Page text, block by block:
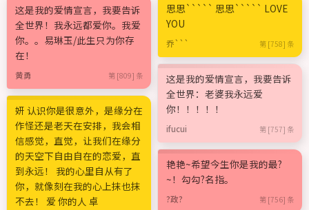
这是我的爱情宣言，我要告诉
全世界！我永远都爱你。我爱
你。。易琳玉/此生只为你存
在！
黄勇 第 [809] 条
妍 认识你是很意外，是缘分在
作怪还是老天在安排，我会相
信感觉，直觉，让我们在缘分
的天空下自由自在的恋爱，直
到永远！ 我的心里自从有了
你，就像刻在我的心上抹也抹
不去！ 爱 你的人 卓
思思````` 思思````` LOVE
YOU
乔``` 第 [758] 条
这是我的爱情宣言，我要告诉
全世界：老婆我永远爱
你！！！！！
ifucui 第 [757] 条
艳艳~希望今生你是我的最?
~！勾勾?名指。
?政? 第 [756] 条